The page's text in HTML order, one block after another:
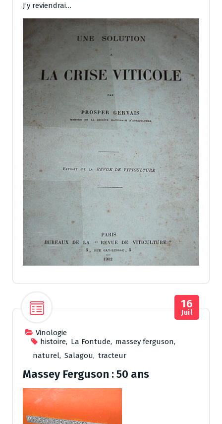
J’y reviendrai…
Vinologie
histoire, La Fontude, massey ferguson,
naturel, Salagou, tracteur
16
Juil
Massey Ferguson : 50 ans